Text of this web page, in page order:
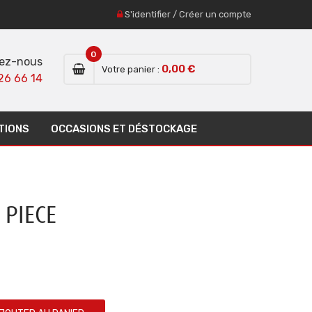
S'identifier / Créer un compte
nous
66 14
Votre panier :
0
0,00 €
OCCASIONS ET DÉSTOCKAGE